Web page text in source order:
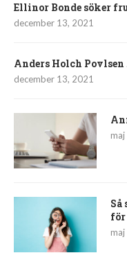
Ellinor Bonde söker
december 13, 2021
Anders Holch
december 13, 2021
Så
för